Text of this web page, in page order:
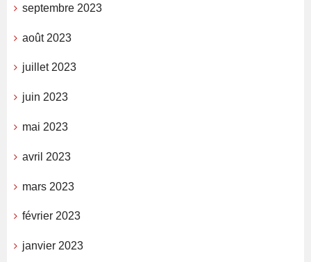
septembre 2023
août 2023
juillet 2023
juin 2023
mai 2023
avril 2023
mars 2023
février 2023
janvier 2023